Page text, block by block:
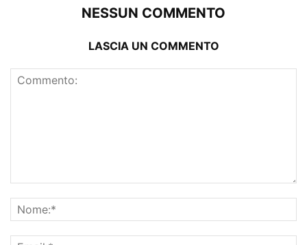
NESSUN COMMENTO
LASCIA UN COMMENTO